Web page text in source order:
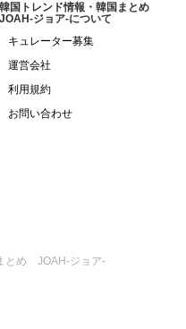
韓国トレンド情報・韓国まとめ
JOAH-ジョア-について
キュレーター募集
運営会社
利用規約
お問い合わせ
とめ JOAH-ジョア-